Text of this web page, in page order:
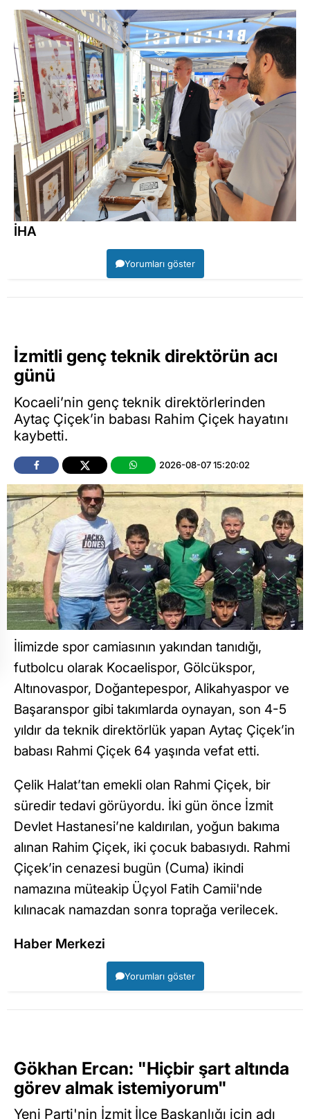
İHA
Yorumları göster
İzmitli genç teknik direktörün acı
günü
Kocaeli’nin genç teknik direktörlerinden
Aytaç Çiçek’in babası Rahim Çiçek hayatını
kaybetti.
2026-08-07 15:20:02
İlimizde spor camiasının yakından tanıdığı,
futbolcu olarak Kocaelispor, Gölcükspor,
Altınovaspor, Doğantepespor, Alikahyaspor ve
Başaranspor gibi takımlarda oynayan, son 4-5
yıldır da teknik direktörlük yapan Aytaç Çiçek’in
babası Rahmi Çiçek 64 yaşında vefat etti.
Çelik Halat’tan emekli olan Rahmi Çiçek, bir
süredir tedavi görüyordu. İki gün önce İzmit
Devlet Hastanesi’ne kaldırılan, yoğun bakıma
alınan Rahim Çiçek, iki çocuk babasıydı. Rahmi
Çiçek’in cenazesi bugün (Cuma) ikindi
namazına müteakip Üçyol Fatih Camii'nde
kılınacak namazdan sonra toprağa verilecek.
Haber Merkezi
Yorumları göster
Gökhan Ercan: "Hiçbir şart altında
görev almak istemiyorum"
Yeni Parti'nin İzmit İlçe Başkanlığı için adı